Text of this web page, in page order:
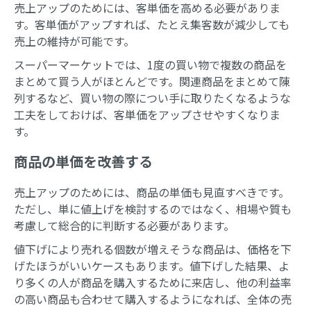
売上アップのためには、客単価を高める必要がありま
す。客単価がアップすれば、たとえ集客数が減少しても
売上の維持が可能です。
スーパーマーケットでは、1度の買い物で複数の商品を
まとめて買う人がほとんどです。関連商品をまとめて陳
列するなど、買い物の際につい手に取りたくなるような
工夫をしておけば、客単価をアップさせやすくなりま
す。
商品の単価を改善する
売上アップのためには、商品の単価も見直すべきです。
ただし、単に値上げを検討するのではなく、相場や質も
考慮して総合的に判断する必要があります。
値下げにより売れる個数が増えそうな商品は、価格を下
げたほうがいいケースもあります。値下げした結果、よ
り多くの人が商品を購入するために来店し、他の利益率
の高い商品も合わせて購入するようになれば、全体の売